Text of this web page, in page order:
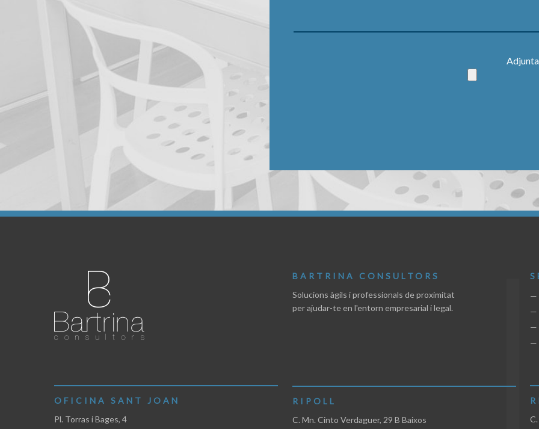
OFICINA SANT JOAN
Pl. Torras i Bages, 4
BARTRINA CONSULTORS
Solucions àgils i professionals de proximitat
per ajudar-te en l'entorn empresarial i legal.
RIPOLL
C. Mn. Cinto Verdaguer, 29 B Baixos
—
—
—
—